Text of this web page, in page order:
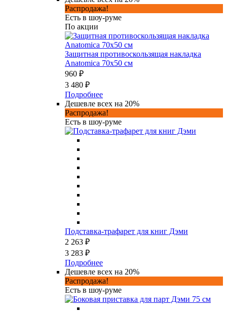
Распродажа!
Есть в шоу-руме
По акции
Защитная противоскользящая накладка
Anatomica 70х50 см
960 ₽
3 480 ₽
Подробнее
Дешевле всех на 20%
Распродажа!
Есть в шоу-руме
Подставка-трафарет для книг Дэми
2 263 ₽
3 283 ₽
Подробнее
Дешевле всех на 20%
Распродажа!
Есть в шоу-руме